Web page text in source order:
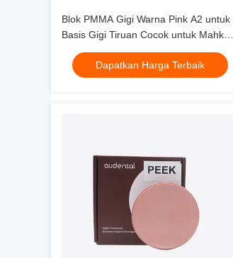
Blok PMMA Gigi Warna Pink A2 untuk
Basis Gigi Tiruan Cocok untuk Mahkota
Sementara, Jembatan, Gigi Tiruan
Penuh, dan Kerangka dengan Data
Fisik
Dapatkan Harga Terbaik